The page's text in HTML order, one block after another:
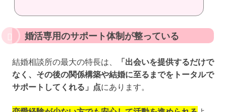
婚活専用のサポート体制が整っている
結婚相談所の最大の特長は、
「出会いを提供するだけで
なく、その後の関係構築や結婚に至るまでをトータルで
サポートしてくれる」点にあります。